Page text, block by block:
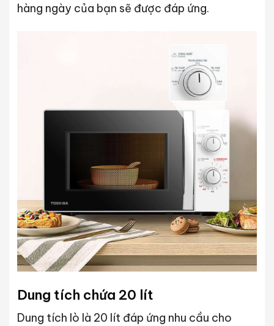
hàng ngày của bạn sẽ được đáp ứng.
Dung tích chứa 20 lít
Dung tích lò là 20 lít đáp ứng nhu cầu cho